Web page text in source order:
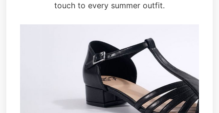
touch to every summer outfit.